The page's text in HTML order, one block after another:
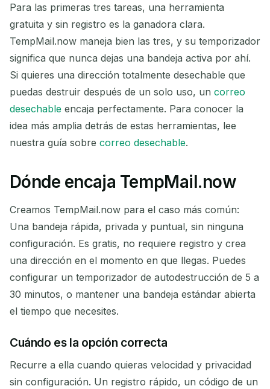
Para las primeras tres tareas, una herramienta
gratuita y sin registro es la ganadora clara.
TempMail.now maneja bien las tres, y su temporizador
significa que nunca dejas una bandeja activa por ahí.
Si quieres una dirección totalmente desechable que
puedas destruir después de un solo uso, un correo
desechable encaja perfectamente. Para conocer la
idea más amplia detrás de estas herramientas, lee
nuestra guía sobre correo desechable.
Dónde encaja TempMail.now
Creamos TempMail.now para el caso más común:
Una bandeja rápida, privada y puntual, sin ninguna
configuración. Es gratis, no requiere registro y crea
una dirección en el momento en que llegas. Puedes
configurar un temporizador de autodestrucción de 5 a
30 minutos, o mantener una bandeja estándar abierta
el tiempo que necesites.
Cuándo es la opción correcta
Recurre a ella cuando quieras velocidad y privacidad
sin configuración. Un registro rápido, un código de un